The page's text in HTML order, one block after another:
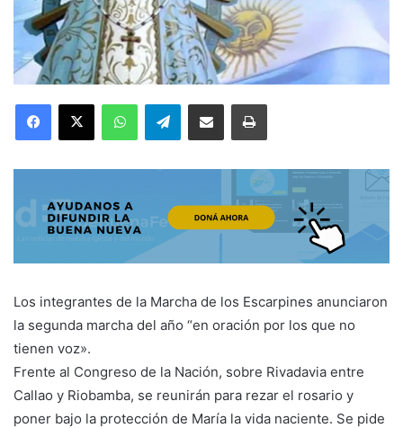
Telegram
Los integrantes de la Marcha de los Escarpines anunciaron
la segunda marcha del año “en oración por los que no
tienen voz».
Frente al Congreso de la Nación, sobre Rivadavia entre
Callao y Riobamba, se reunirán para rezar el rosario y
poner bajo la protección de María la vida naciente. Se pide